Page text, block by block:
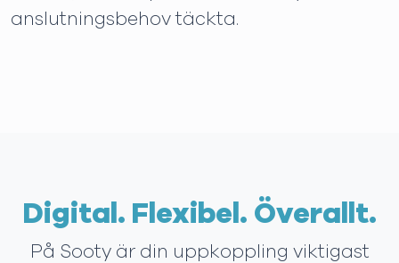
anslutningsbehov täckta.
Digital. Flexibel. Överallt.
På Sooty är din uppkoppling viktigast